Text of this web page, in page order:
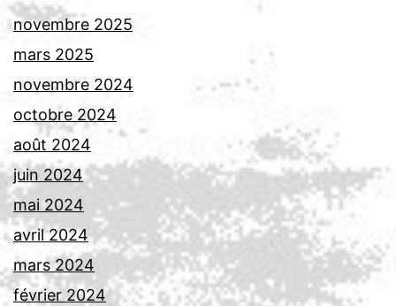
novembre 2025
mars 2025
novembre 2024
octobre 2024
août 2024
juin 2024
mai 2024
avril 2024
mars 2024
février 2024